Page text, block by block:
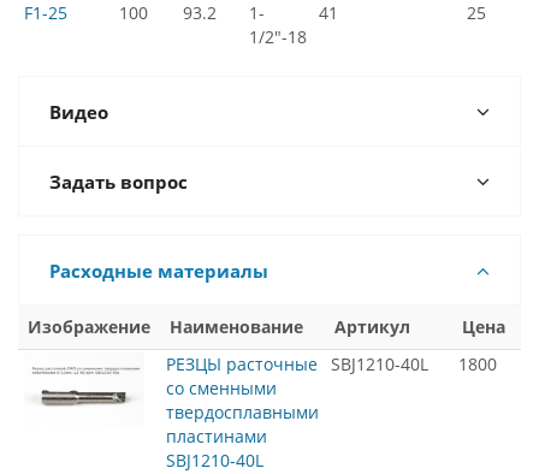
F1-25 100 93.2
1-
1/2"-18
41 25
Видео
Задать вопрос
Расходные материалы
Изображение Наименование Артикул
Цена
РЕЗЦЫ расточные
со сменными
твердосплавными
пластинами
SBJ1210-40L
SBJ1210-40L 1800